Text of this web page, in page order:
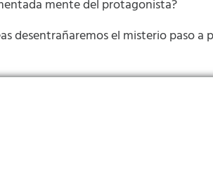
mente del protagonista?
desentrañaremos el misterio paso a